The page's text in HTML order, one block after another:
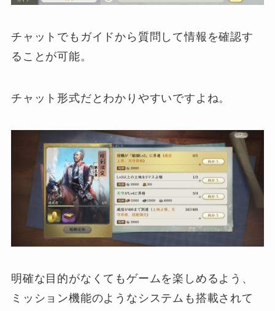
チャットでもガイドから質問して情報を確認す
ることが可能。
チャット形式だとわかりやすいですよね。
明確な目的がなくてもゲームを楽しめるよう、
ミッション機能のようなシステムも搭載されて